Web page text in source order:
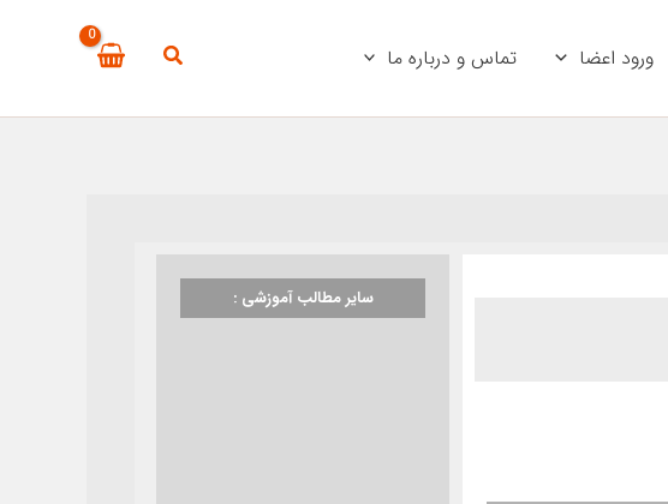
ورود اعضا تماس و درباره ما
سایر مطالب آموزشی :